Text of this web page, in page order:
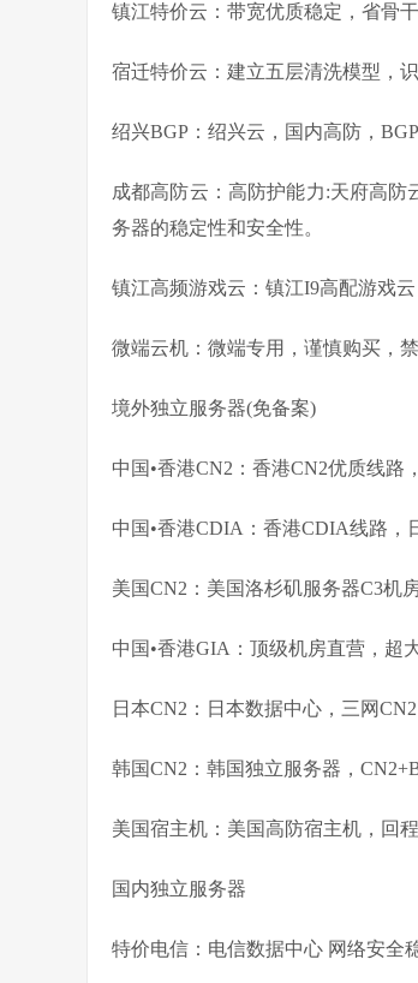
镇江特价云：带宽优质稳定，省骨
宿迁特价云：建立五层清洗模型，
绍兴BGP：绍兴云，国内高防，
成都高防云：高防护能力:天府高防
务器的稳定性和安全性。
镇江高频游戏云：镇江I9高配游戏
微端云机：微端专用，谨慎购买，禁
境外独立服务器(免备案)
中国•香港CN2：香港CN2优质线路
中国•香港CDIA：香港CDIA线路，
美国CN2：美国洛杉矶服务器C3机
中国•香港GIA：顶级机房直营，超
日本CN2：日本数据中心，三网
韩国CN2：韩国独立服务器，
美国宿主机：美国高防宿主机，回
国内独立服务器
特价电信：电信数据中心 网络安全